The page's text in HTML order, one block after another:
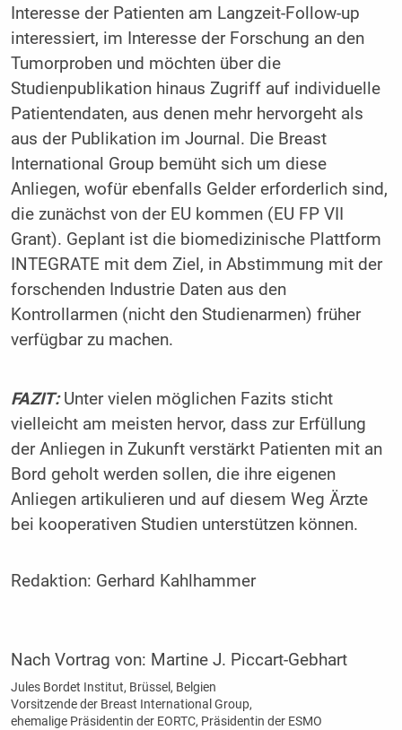
Interesse der Patienten am Langzeit-Follow-up
interessiert, im Interesse der Forschung an den
Tumorproben und möchten über die
Studienpublikation hinaus Zugriff auf individuelle
Patientendaten, aus denen mehr hervorgeht als
aus der Publikation im Journal. Die Breast
International Group bemüht sich um diese
Anliegen, wofür ebenfalls Gelder erforderlich sind,
die zunächst von der EU kommen (EU FP VII
Grant). Geplant ist die biomedizinische Plattform
INTEGRATE mit dem Ziel, in Abstimmung mit der
forschenden Industrie Daten aus den
Kontrollarmen (nicht den Studienarmen) früher
verfügbar zu machen.
FAZIT:Unter vielen möglichen Fazits sticht
vielleicht am meisten hervor, dass zur Erfüllung
der Anliegen in Zukunft verstärkt Patienten mit an
Bord geholt werden sollen, die ihre eigenen
Anliegen artikulieren und auf diesem Weg Ärzte
bei kooperativen Studien unterstützen können.
Redaktion: Gerhard Kahlhammer
Nach Vortrag von: Martine J. Piccart-Gebhart
Jules Bordet Institut, Brüssel, Belgien
Vorsitzende der Breast International Group,
ehemalige Präsidentin der EORTC, Präsidentin der ESMO